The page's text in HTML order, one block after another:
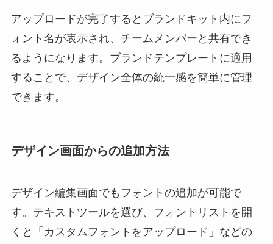
アップロードが完了するとブランドキット内にフ
ォント名が表示され、チームメンバーと共有でき
るようになります。ブランドテンプレートに適用
することで、デザイン全体の統一感を簡単に管理
できます。
デザイン画面からの追加方法
デザイン編集画面でもフォントの追加が可能で
す。テキストツールを選び、フォントリストを開
くと「カスタムフォントをアップロード」などの